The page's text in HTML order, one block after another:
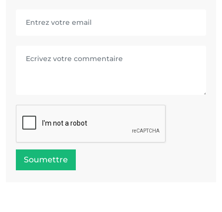
Soumettre